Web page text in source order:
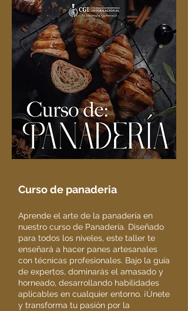
Curso de panaderia
Aprende el arte de la panadería en
nuestro curso de Panadería. Diseñado
para todos los niveles, este taller te
enseñará a hacer panes artesanales
con técnicas profesionales. Bajo la guía
de expertos, dominarás el amasado y
horneado, desarrollando habilidades
aplicables en cualquier entorno. ¡Únete
y transforma tu pasión por la